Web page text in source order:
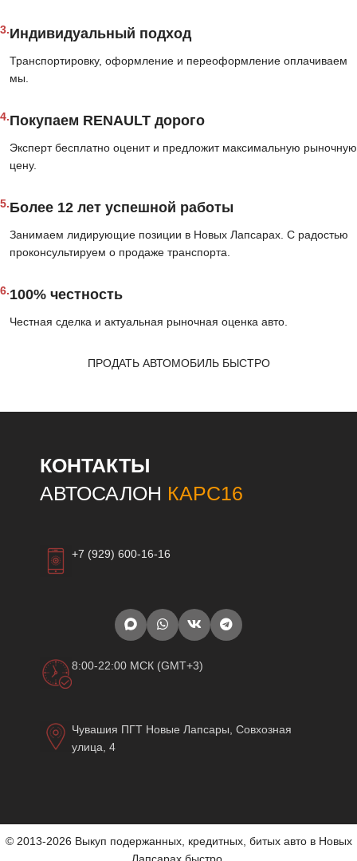
3.Индивидуальный подход
Транспортировку, оформление и переоформление оплачиваем
мы.
4.Покупаем RENAULT дорого
Эксперт бесплатно оценит и предложит максимальную рыночную
цену.
5.Более 12 лет успешной работы
Занимаем лидирующие позиции в Новых Лапсарах. С радостью
проконсультируем о продаже транспорта.
6.100% честность
Честная сделка и актуальная рыночная оценка авто.
ПРОДАТЬ АВТОМОБИЛЬ БЫСТРО
КОНТАКТЫ
АВТОСАЛОН КАРС16
+7 (929) 600-16-16
8:00-22:00 МСК (GMT+3)
Чувашия ПГТ Новые Лапсары, Совхозная
улица, 4
© 2013-2026 Выкуп подержанных, кредитных, битых авто в Новых